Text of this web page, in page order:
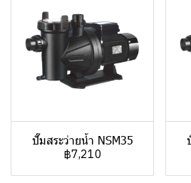
ปั๊มสระว่ายน้ำ NSM35
฿7,210